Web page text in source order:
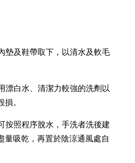
墊及鞋帶取下，以清水及軟毛
漂白水、清潔力較強的洗劑以
。
按照程序脫水，手洗者洗後建
量吸乾，再置於陰涼通風處自